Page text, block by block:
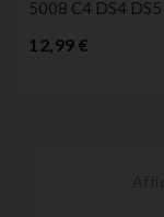
5008 C4 DS4 DS5
12,99 €